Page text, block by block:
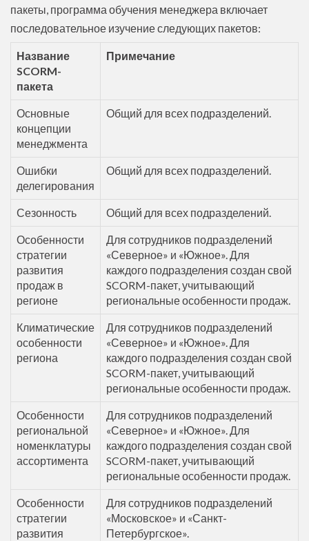
пакеты, программа обучения менеджера включает
последовательное изучение следующих пакетов:
Название
SCORM-
пакета
Примечание
Основные
концепции
менеджмента
Общий для всех подразделений.
Ошибки
делегирования
Общий для всех подразделений.
Сезонность Общий для всех подразделений.
Особенности
стратегии
развития
продаж в
регионе
Для сотрудников подразделений
«Северное» и «Южное». Для
каждого подразделения создан свой
SCORM-пакет, учитывающий
региональные особенности продаж.
Климатические
особенности
региона
Для сотрудников подразделений
«Северное» и «Южное». Для
каждого подразделения создан свой
SCORM-пакет, учитывающий
региональные особенности продаж.
Особенности
региональной
номенклатуры
ассортимента
Для сотрудников подразделений
«Северное» и «Южное». Для
каждого подразделения создан свой
SCORM-пакет, учитывающий
региональные особенности продаж.
Особенности
стратегии
развития
Для сотрудников подразделений
«Московское» и «Санкт-
Петербургское».